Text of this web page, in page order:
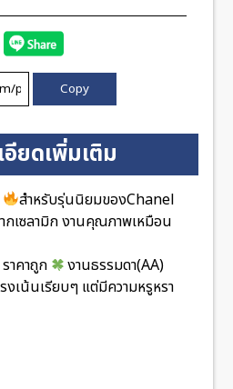
Copy
อียดเพิ่มเติม
สำหรับรุ่นนิยมของChanel
กเซลามิก งานคุณภาพเหมือน
าคาถูก
งานธรรมดา(AA)
เน้นเรียบๆ แต่มีความหรูหรา